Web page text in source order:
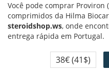
Você pode comprar Proviron
comprimidos da Hilma
steroidshop.ws, onde
entrega rápida em Portugal.
38€(41$)